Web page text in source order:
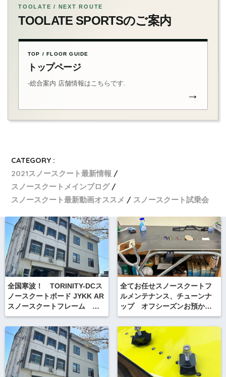
TOOLATE / NEXT ROUTE
TOOLATE SPORTSのご案内
TOP / FLOOR GUIDE
トップページ
-総合案内 店舗情報はこちらです.
→
CATEGORY :
2021スノースクート最新情報
スノースクートメインブログ
スノースクート最新動画オススメ
スノースクート試乗会
全国寒波！ TORINITY-DCス
ノースクートボード JYKK AR
スノースクートフレーム パ
ウダー動画
全てお任せスノースクートフ
ルメンテナンス、チューンナ
ップ オフシーズンお預かり
サービス！